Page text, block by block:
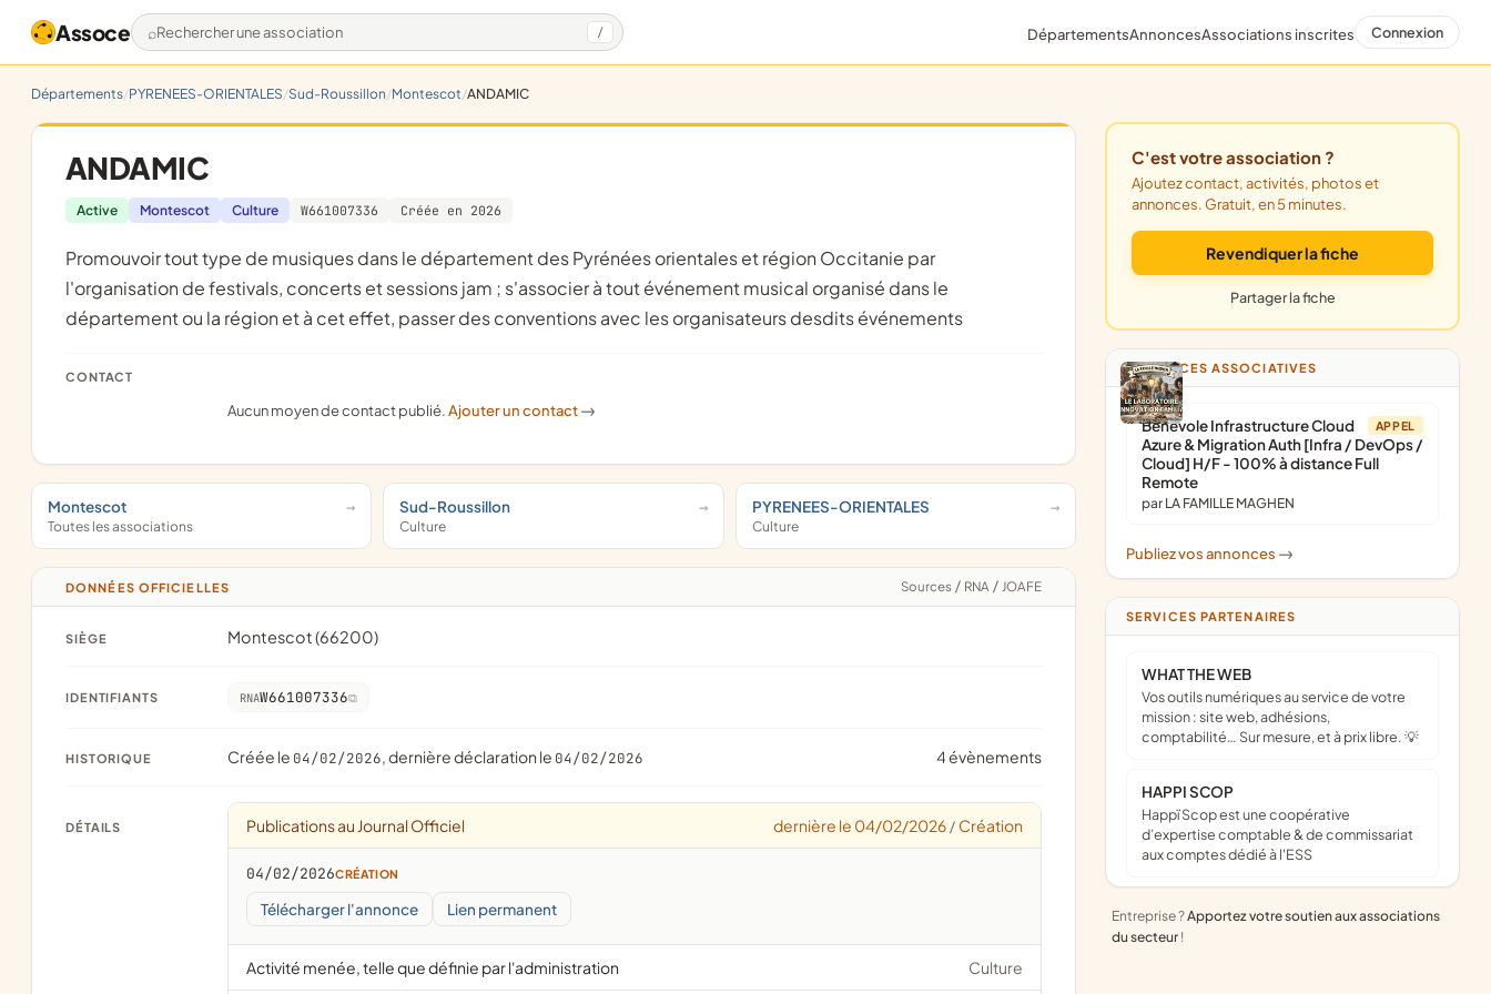
Assoce Rechercher une association / DépartementsAnnoncesAssociations inscrites Connexion
Départements PYRENEES-ORIENTALES Sud-Roussillon Montescot ANDAMIC
ANDAMIC
Active Montescot Culture W661007336 Créée en 2026
promouvoir tout type de musiques dans le département des Pyrénées orientales et région Occitanie par
l'organisation de festivals, concerts et sessions jam ; s'associer à tout événement musical organisé dans le
département ou la région et à cet effet, passer des conventions avec les organisateurs desdits événements
CONTACT
Aucun moyen de contact publié.Ajouter un contact ->
Montescot
Toutes les associations
Sud-Roussillon
Culture
PYRENEES-ORIENTALES
Culture
DONNÉES OFFICIELLES Sources / RNA / JOAFE
SIÈGE Montescot (66200)
IDENTIFIANTS RNAW661007336
HISTORIQUE Créée le 04/02/2026, dernière déclaration le 04/02/2026 4 évènements
DÉTAILS Publications au Journal Officiel dernière le 04/02/2026 / Création
04/02/2026CRÉATION
Télécharger l'annonce Lien permanent
Activité menée, telle que définie par l'administration Culture
C'est votre association ?
Ajoutez contact, activités, photos et
annonces. Gratuit, en 5 minutes.
Revendiquer la fiche
Partager la fiche
ANNONCES ASSOCIATIVES
APPEL
Bénévole Infrastructure Cloud
Azure & Migration Auth [Infra / DevOps /
Cloud] H/F - 100% à distance Full
Remote
par LA FAMILLE MAGHEN
Publiez vos annonces ->
SERVICES PARTENAIRES
WHAT THE WEB
Vos outils numériques au service de votre
mission : site web, adhésions,
comptabilité… Sur mesure, et à prix libre. 💡
HAPPI SCOP
Happï Scop est une coopérative
d’expertise comptable & de commissariat
aux comptes dédié à l'ESS
Entreprise ?Apportez votre soutien aux associations
du secteur !